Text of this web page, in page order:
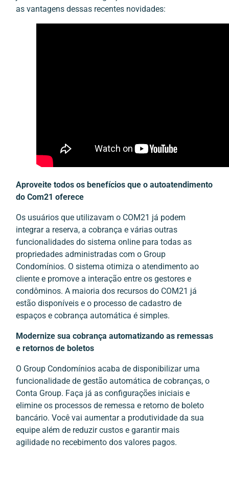
as vantagens dessas recentes novidades:
Aproveite todos os benefícios que o autoatendimento
do Com21 oferece
Os usuários que utilizavam o COM21 já podem
integrar a reserva, a cobrança e várias outras
funcionalidades do sistema online para todas as
propriedades administradas com o Group
Condomínios. O sistema otimiza o atendimento ao
cliente e promove a interação entre os gestores e
condôminos. A maioria dos recursos do COM21 já
estão disponíveis e o processo de cadastro de
espaços e cobrança automática é simples.
Modernize sua cobrança automatizando as remessas
e retornos de boletos
O Group Condomínios acaba de disponibilizar uma
funcionalidade de gestão automática de cobranças, o
Conta Group. Faça já as configurações iniciais e
elimine os processos de remessa e retorno de boleto
bancário. Você vai aumentar a produtividade da sua
equipe além de reduzir custos e garantir mais
agilidade no recebimento dos valores pagos.